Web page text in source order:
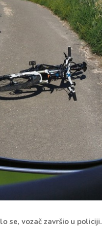
se, vozač završio u policiji.